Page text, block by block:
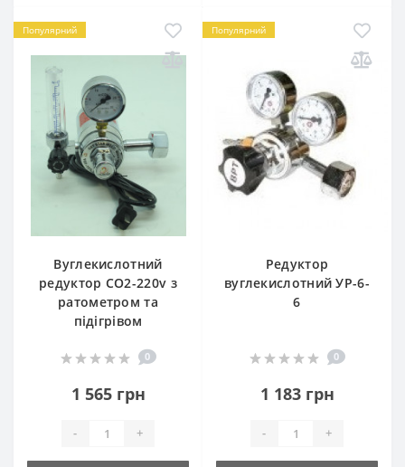
Популярний
Вуглекислотний
редуктор СО2-220v з
ратометром та
підігрівом
0
1 565 грн
- +
Популярний
Редуктор
вуглекислотний УР-6-
6
0
1 183 грн
- +